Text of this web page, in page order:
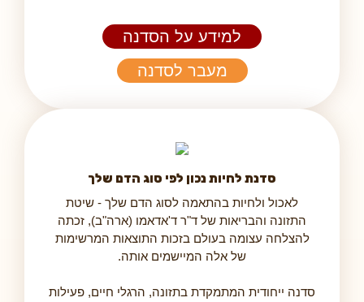
למידע על הסדנה
מעבר לסדנה
סדנת לחיות נכון לפי סוג הדם שלך
לאכול ולחיות בהתאמה לסוג הדם שלך - שיטת
התזונה והבריאות של ד"ר ד'אדאמו (ארה"ב), זכתה
להצלחה עצומה בעולם בזכות התוצאות המרשימות
של אלה המיישמים אותה.
סדנה ייחודית המתמקדת בתזונה, הרגלי חיים, פעילות